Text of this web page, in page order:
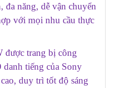
đa năng, dễ vận chuyển
với mọi nhu cầu thực
được trang bị công
tiếng của Sony
duy trì tốt độ sáng